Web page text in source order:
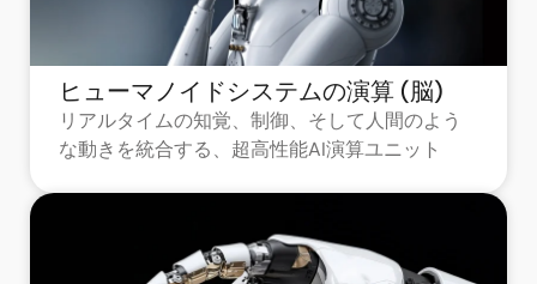
ヒューマノイドシステムの演算 (脳)
リアルタイムの知覚、制御、そして人間のよう
な動きを統合する、超高性能AI演算ユニット